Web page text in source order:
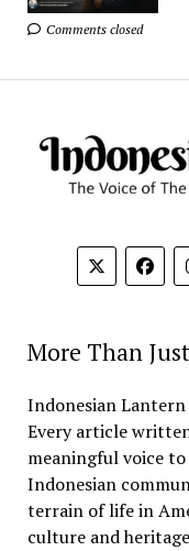
Comments closed
More Than
Indonesian Lantern
Every article
meaningful voice
Indonesian
terrain of life in
culture and